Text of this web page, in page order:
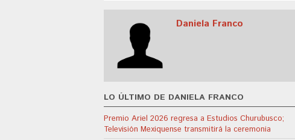
Daniela Franco
LO ÚLTIMO DE DANIELA FRANCO
Premio Ariel 2026 regresa a Estudios Churubusco;
Televisión Mexiquense transmitirá la ceremonia